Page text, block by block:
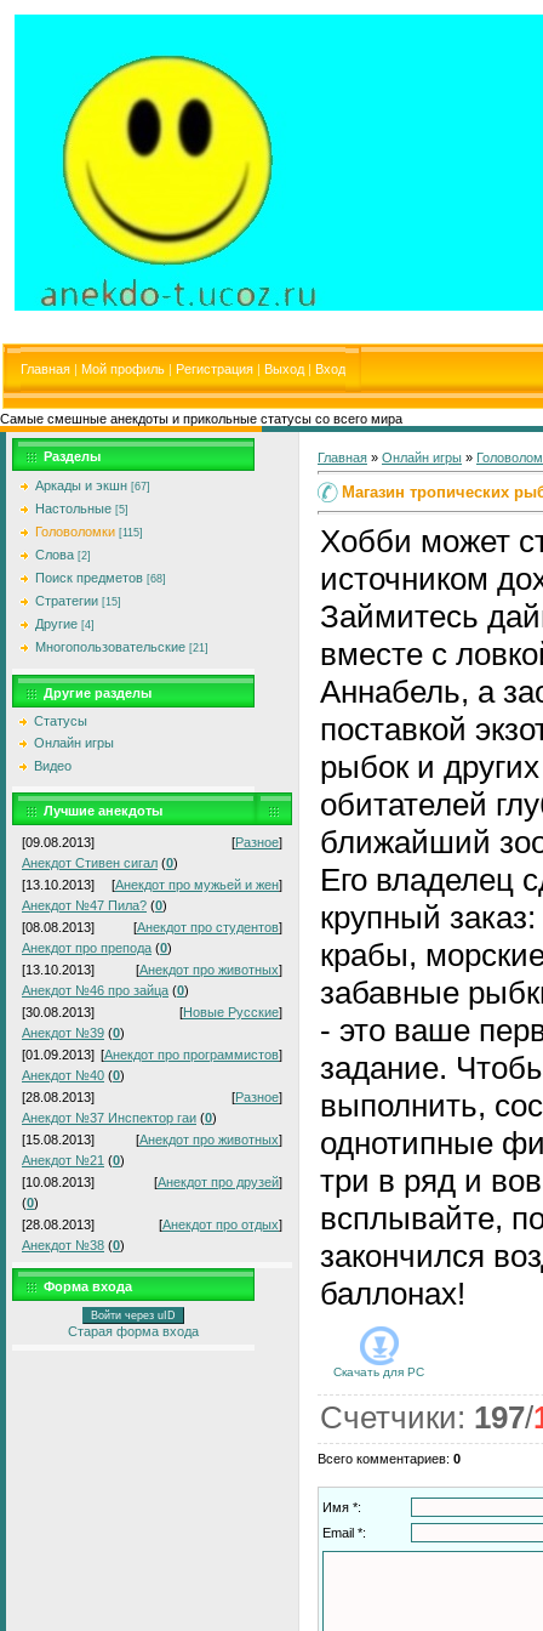
Главная | Мой профиль | Регистрация | Выход | Вход
Самые смешные анекдоты и прикольные статусы со всего мира
Разделы
Аркады и экшн [67]
Настольные [5]
Головоломки [115]
Слова [2]
Поиск предметов [68]
Стратегии [15]
Другие [4]
Многопользовательские [21]
Другие разделы
Статусы
Онлайн игры
Видео
Лучшие анекдоты
[09.08.2013] [Разное]
Анекдот Стивен сигал (0)
[13.10.2013]
[Анекдот про мужьей и жен]
Анекдот №47 Пила? (0)
[08.08.2013]
[Анекдот про студентов]
Анекдот про препода (0)
[13.10.2013]
[Анекдот про животных]
Анекдот №46 про зайца (0)
[30.08.2013]
[Новые Русские]
Анекдот №39 (0)
[01.09.2013] [Анекдот про программистов]
Анекдот №40 (0)
[28.08.2013]
[Разное]
Анекдот №37 Инспектор гаи (0)
[15.08.2013]
[Анекдот про животных]
Анекдот №21 (0)
[10.08.2013]
[Анекдот про друзей]
(0)
[28.08.2013]
[Анекдот про отдых]
Анекдот №38 (0)
Форма входа
Войти через uID
Старая форма входа
Главная » Онлайн игры »
Магазин тропических
Хобби может
источником
Займитесь
вместе с
Аннабель, а
поставкой
рыбок и других
обитателей
ближайший
Его владелец
крупный
крабы,
забавные
- это ваше
задание.
выполнить,
однотипные
три в ряд и
всплывайте,
закончился
баллонах!
Скачать для PC
Счетчики: 197/
Всего комментариев: 0
Имя *:
Email *: